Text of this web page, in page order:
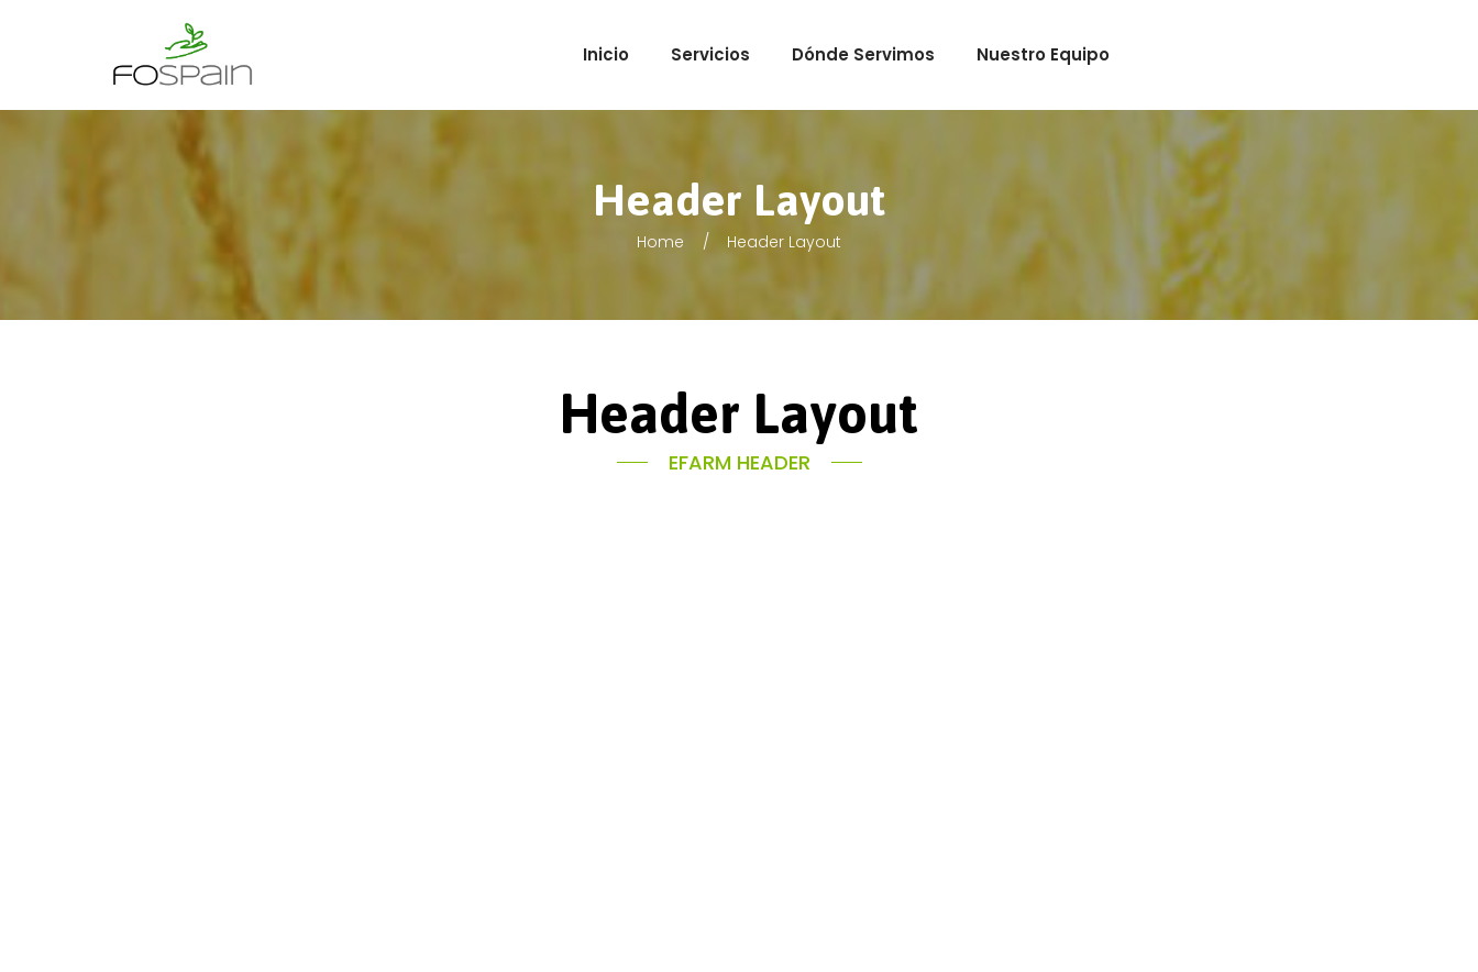
Inicio Servicios Dónde Servimos Nuestro Equipo
Header Layout
Home Header Layout
Header Layout
EFARM HEADER